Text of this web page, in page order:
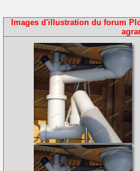
Images d'illustration du forum